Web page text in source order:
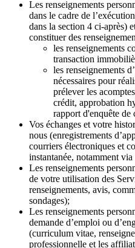
Les renseignements
dans le cadre de
dans la section 4 ci-après)
constituer des
les renseignements
transaction
les renseignements
nécessaires pour
prélever les
crédit, approbation
rapport d'enquête de
Vos échanges et votre
nous (enregistrements
courriers électroniques et
instantanée, notamment
Les renseignements
de votre utilisation des
renseignements, avis,
sondages);
Les renseignements
demande d’emploi ou
(curriculum vitae,
professionnelle et les